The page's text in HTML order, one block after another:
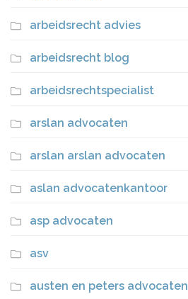
arbeidsrecht advies
arbeidsrecht blog
arbeidsrechtspecialist
arslan advocaten
arslan arslan advocaten
aslan advocatenkantoor
asp advocaten
asv
austen en peters advocaten